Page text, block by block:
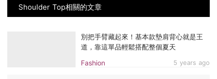
Shoulder Top相關的文章
Fashion 5 years ago
別把手臂藏起來！基本款墊肩背心就是王
道，靠這單品輕鬆搭配整個夏天